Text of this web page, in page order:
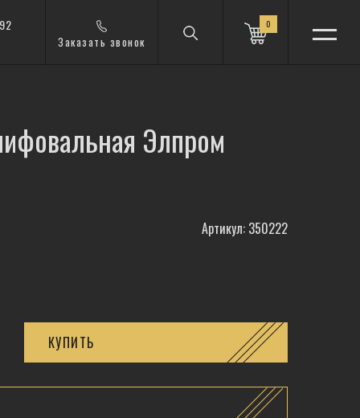
Заказать звонок
0
Элпром
Артикул: 350222
КУПИТЬ